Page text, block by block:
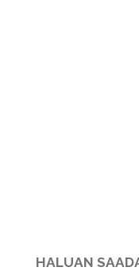
HALUAN